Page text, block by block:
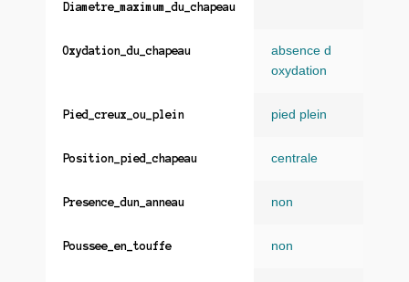
Diametre_maximum_du_chapeau
Oxydation_du_chapeau
absence d
oxydation
Pied_creux_ou_plein pied plein
Position_pied_chapeau centrale
Presence_dun_anneau non
Poussee_en_touffe non